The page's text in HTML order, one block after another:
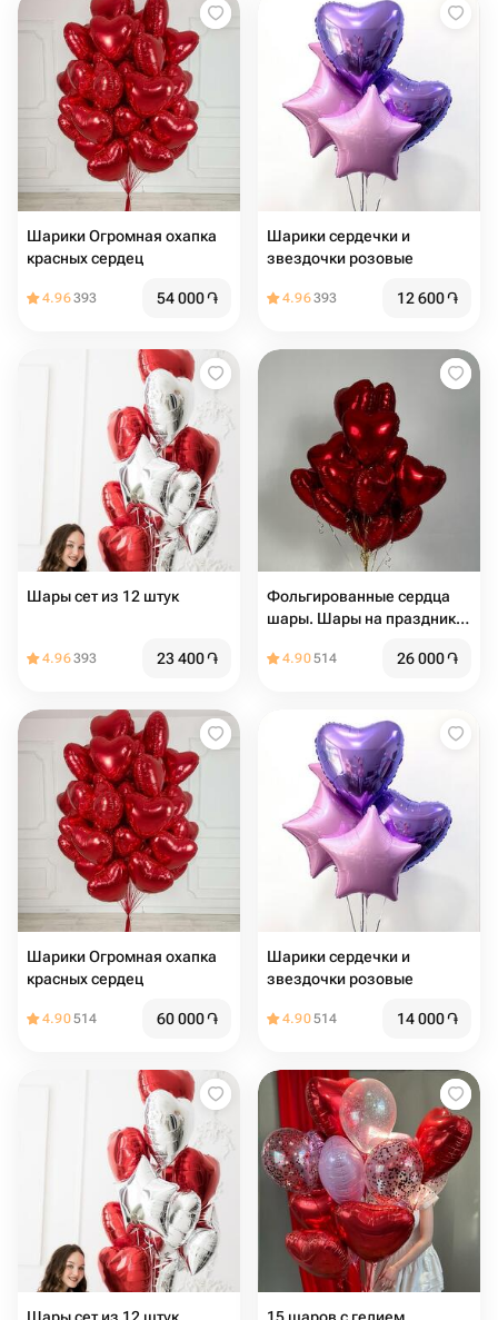
Шарики Огромная охапка
красных сердец
4.96393 54 000֏
Шарики сердечки и
звездочки розовые
4.96393 12 600֏
Шары сет из 12 штук
4.96393 23 400֏
Фольгированные сердца
шары. Шары на праздник.
Подарок на мероприятие.
4.90514 26 000֏
Шарики Огромная охапка
красных сердец
4.90514 60 000֏
Шарики сердечки и
звездочки розовые
4.90514 14 000֏